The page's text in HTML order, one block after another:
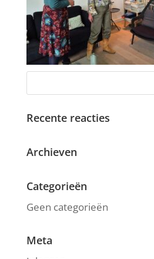
Recente reacties
Archieven
Categorieën
Geen categorieën
Meta